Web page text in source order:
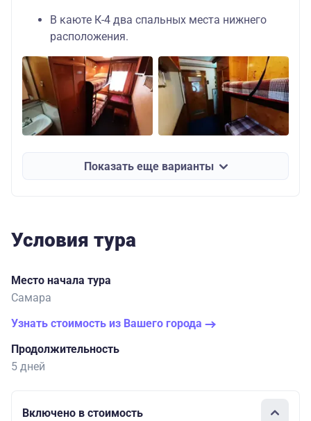
В каюте К-4 два спальных места нижнего
расположения.
Показать еще варианты
Условия тура
Место начала тура
Самара
Узнать стоимость из Вашего города
Продолжительность
5 дней
Включено в стоимость